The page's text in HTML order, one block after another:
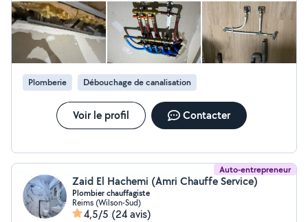
sympathique et prix raisonnable (déplacement et matériel)
Bonne continuation à vous Victor!
Plomberie Débouchage de canalisation
Voir le profil Contacter
Auto-entrepreneur
Zaid El Hachemi (Amri Chauffe Service)
Plombier chauffagiste
Reims (Wilson-Sud)
4,5/5 (24 avis)